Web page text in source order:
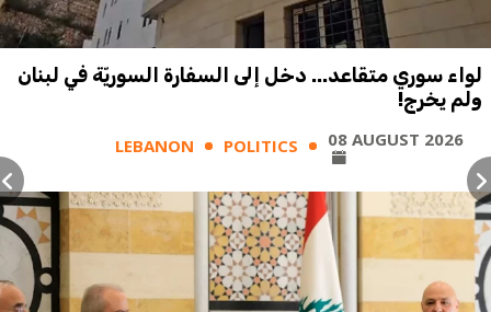
لواء سوري متقاعد... دخل إلى السفارة السوريّة في لبنان
ولم يخرج!
LEBANON POLITICS 08 AUGUST 2026